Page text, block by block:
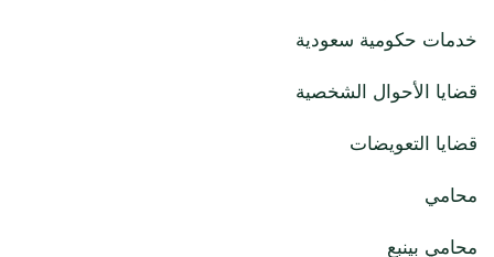
خدمات حكومية سعودية
قضايا الأحوال الشخصية
قضايا التعويضات
محامي
محامي بينبع